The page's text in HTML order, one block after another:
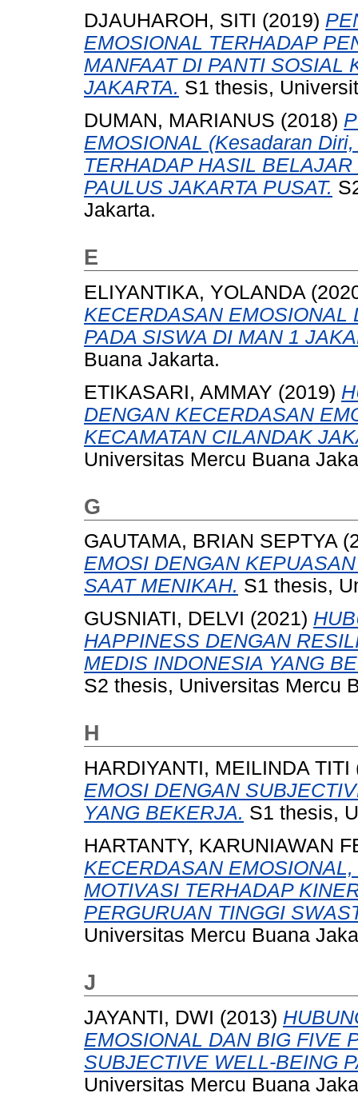
DJAUHAROH, SITI (2019)
EMOSIONAL TERHADAP
MANFAAT DI PANTI SOSIAL
JAKARTA. S1 thesis,
DUMAN, MARIANUS (2018)
EMOSIONAL (Kesadaran
TERHADAP HASIL
PAULUS JAKARTA PUSAT.
Jakarta.
E
ELIYANTIKA, YOLANDA
KECERDASAN EMOSIONAL
PADA SISWA DI MAN 1
Buana Jakarta.
ETIKASARI, AMMAY (2019)
DENGAN KECERDASAN
KECAMATAN CILANDAK
Universitas Mercu Buana
G
GAUTAMA, BRIAN SEPTYA
EMOSI DENGAN
SAAT MENIKAH. S1 thesis,
GUSNIATI, DELVI (2021)
HAPPINESS DENGAN
MEDIS INDONESIA YANG
S2 thesis, Universitas Mercu
H
HARDIYANTI, MEILINDA TITI
EMOSI DENGAN
YANG BEKERJA. S1 thesis,
HARTANTY, KARUNIAWAN
KECERDASAN
MOTIVASI TERHADAP
PERGURUAN TINGGI
Universitas Mercu Buana
J
JAYANTI, DWI (2013)
EMOSIONAL DAN BIG FIVE
SUBJECTIVE WELL-BEING
Universitas Mercu Buana